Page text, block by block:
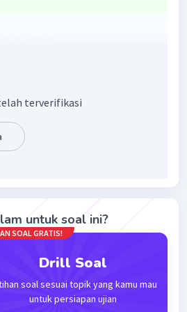
terjadinya perubahan.
lain
yang terlambat
yang telah tertanam kuat
pada integrasi sosial yang
terverifikasi
untuk soal ini?
SOAL GRATIS!
Drill Soal
soal sesuai topik yang kamu mau
untuk persiapan ujian